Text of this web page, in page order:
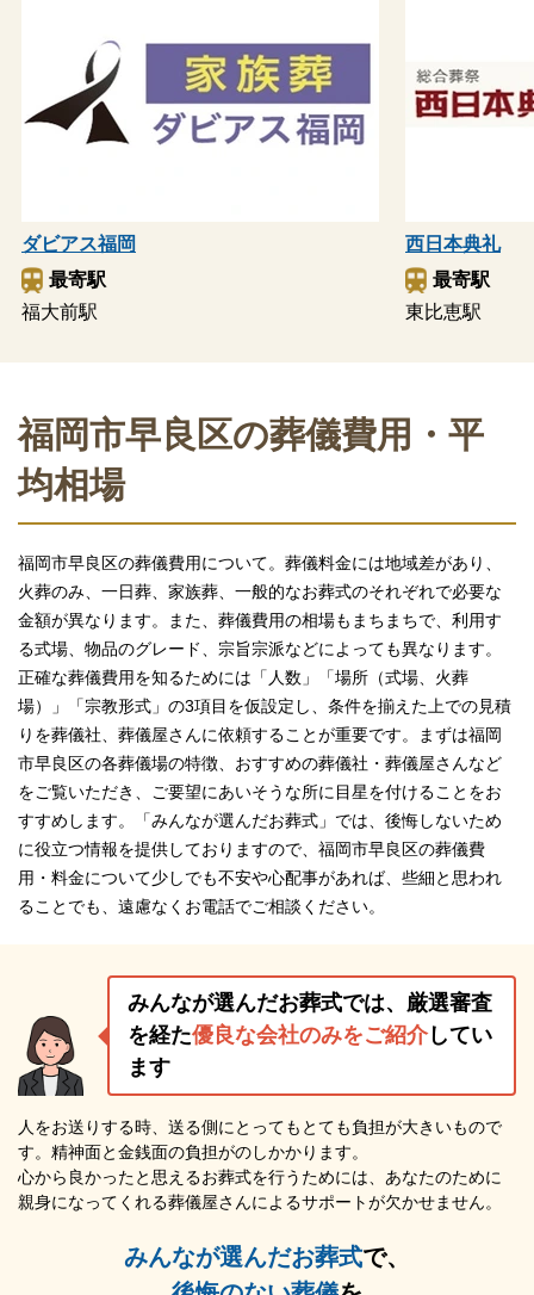
ダビアス福岡
最寄駅
福大前駅
西日本典礼
最寄駅
東比恵駅
福岡市早良区の葬儀費用・平
均相場
福岡市早良区の葬儀費用について。葬儀料金には地域差があり、
火葬のみ、一日葬、家族葬、一般的なお葬式のそれぞれで必要な
金額が異なります。また、葬儀費用の相場もまちまちで、利用す
る式場、物品のグレード、宗旨宗派などによっても異なります。
正確な葬儀費用を知るためには「人数」「場所（式場、火葬
場）」「宗教形式」の3項目を仮設定し、条件を揃えた上での見積
りを葬儀社、葬儀屋さんに依頼することが重要です。まずは福岡
市早良区の各葬儀場の特徴、おすすめの葬儀社・葬儀屋さんなど
をご覧いただき、ご要望にあいそうな所に目星を付けることをお
すすめします。「みんなが選んだお葬式」では、後悔しないため
に役立つ情報を提供しておりますので、福岡市早良区の葬儀費
用・料金について少しでも不安や心配事があれば、些細と思われ
ることでも、遠慮なくお電話でご相談ください。
みんなが選んだお葬式では、厳選審査
を経た優良な会社のみをご紹介してい
ます
人をお送りする時、送る側にとってもとても負担が大きいもので
す。精神面と金銭面の負担がのしかかります。
心から良かったと思えるお葬式を行うためには、あなたのために
親身になってくれる葬儀屋さんによるサポートが欠かせません。
みんなが選んだお葬式で、